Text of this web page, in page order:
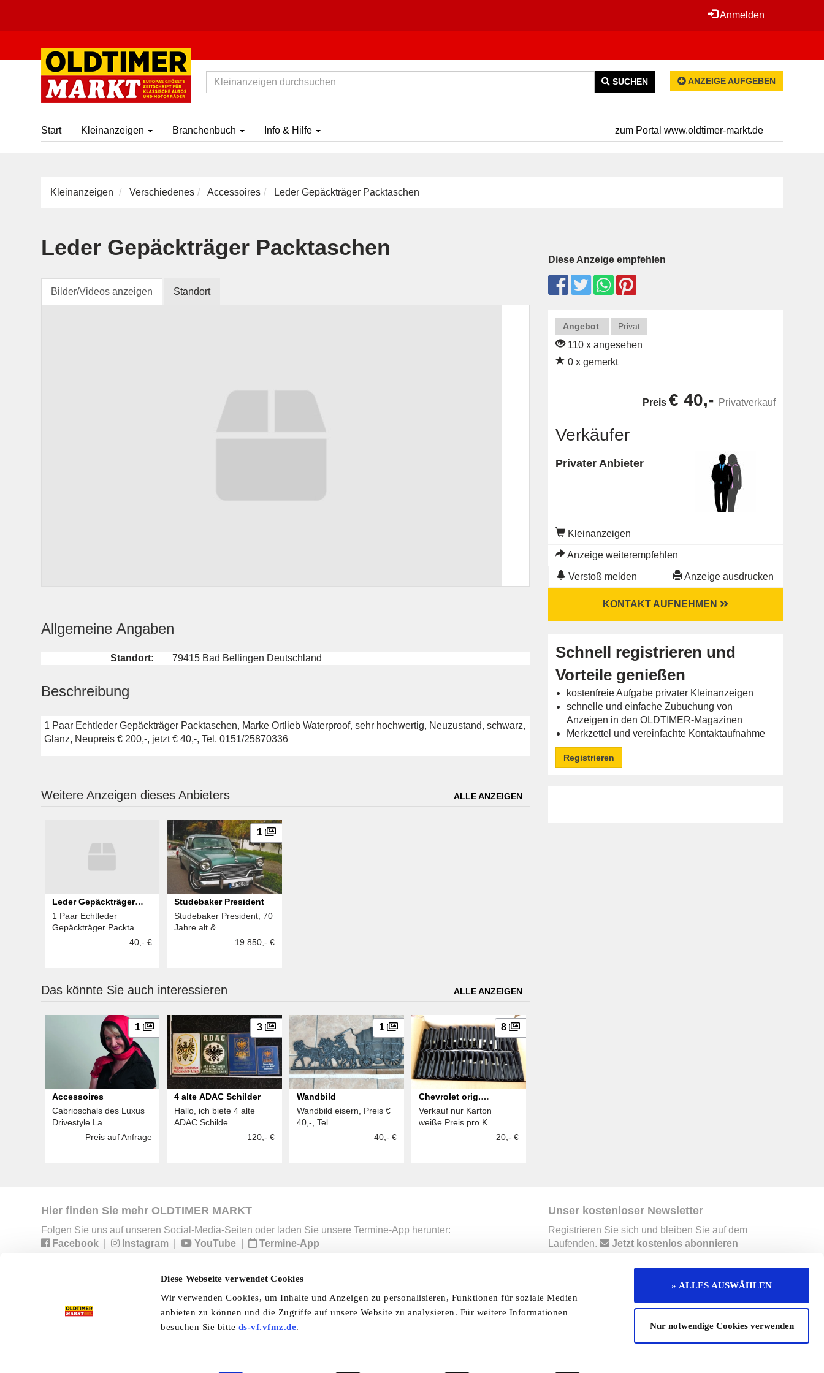
Diese Webseite verwendet Cookies
Wir verwenden Cookies, um Inhalte und Anzeigen zu personalisieren, Funktionen für soziale Medien
anbieten zu können und die Zugriffe auf unsere Website zu analysieren. Für weitere Informationen
besuchen Sie bitte ds-vf.vfmz.de.
» ALLES AUSWÄHLEN
Nur notwendige Cookies verwenden
Anmelden
SUCHEN ANZEIGE AUFGEBEN
Start Kleinanzeigen Branchenbuch Info & Hilfe zum Portal www.oldtimer-markt.de
Kleinanzeigen Verschiedenes Accessoires Leder Gepäckträger Packtaschen
Leder Gepäckträger Packtaschen
Bilder/Videos anzeigen Standort
Allgemeine Angaben
Standort: 79415 Bad Bellingen Deutschland
Beschreibung
1 Paar Echtleder Gepäckträger Packtaschen, Marke Ortlieb Waterproof, sehr hochwertig, Neuzustand, schwarz,
Glanz, Neupreis € 200,-, jetzt € 40,-, Tel. 0151/25870336
Weitere Anzeigen dieses Anbieters ALLE ANZEIGEN
Leder Gepäckträger
Packtaschen
1 Paar Echtleder
Gepäckträger Packta ...
40,- €
1
Studebaker President
Studebaker President, 70
Jahre alt & ...
19.850,- €
Das könnte Sie auch interessieren ALLE ANZEIGEN
1
Accessoires
Cabrioschals des Luxus
Drivestyle La ...
Preis auf Anfrage
3
4 alte ADAC Schilder
Hallo, ich biete 4 alte
ADAC Schilde ...
120,- €
1
Wandbild
Wandbild eisern, Preis €
40,-, Tel. ...
40,- €
8
Chevrolet orig.
Bordmappen unbenutzt
flexibel einsetzbar.
Verkauf nur Karton
weiße.Preis pro K ...
20,- €
Diese Anzeige empfehlen
Angebot Privat
110 x angesehen
0 x gemerkt
Preis € 40,- Privatverkauf
Verkäufer
Privater Anbieter
Kleinanzeigen
Anzeige weiterempfehlen
Verstoß melden Anzeige ausdrucken
KONTAKT AUFNEHMEN
Schnell registrieren und
Vorteile genießen
kostenfreie Aufgabe privater Kleinanzeigen
schnelle und einfache Zubuchung von
Anzeigen in den OLDTIMER-Magazinen
Merkzettel und vereinfachte Kontaktaufnahme
Registrieren
Hier finden Sie mehr OLDTIMER MARKT
Folgen Sie uns auf unseren Social-Media-Seiten oder laden Sie unsere Termine-App herunter:
Facebook
Instagram YouTube Termine-App
Unser kostenloser Newsletter
Registrieren Sie sich und bleiben Sie auf dem
Laufenden.
Jetzt kostenlos abonnieren
Erscheinungskalender Info & Hilfe AGB Datenschutzerklärung Widerruf
Kleinanzeigen Abo Ratgeber